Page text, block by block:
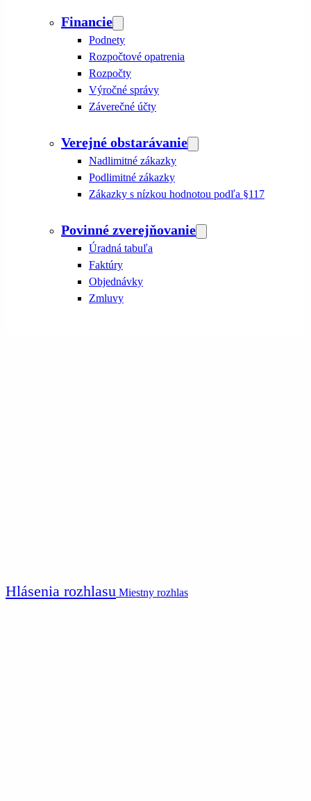
Financie
Podnety
Rozpočtové opatrenia
Rozpočty
Výročné správy
Záverečné účty
Verejné obstarávanie
Nadlimitné zákazky
Podlimitné zákazky
Zákazky s nízkou hodnotou podľa §117
Povinné zverejňovanie
Úradná tabuľa
Faktúry
Objednávky
Zmluvy
Hlásenia rozhlasu Miestny rozhlas